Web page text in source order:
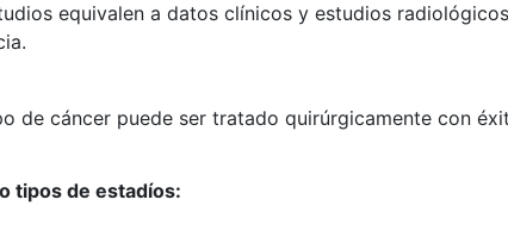
equivalen a datos clínicos y estudios
de cáncer puede ser tratado quirúrgicamente con
tipos de estadíos: